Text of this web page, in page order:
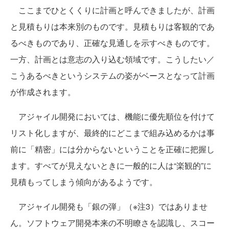
ここまでひとくくりに計画と呼んできましたが、計画
と見積もりは本来別のものです。見積もりは客観的であ
るべきものであり、正確な見通しを示すべきものです。
一方、計画とは意志の入り込む領域です。こうしたい／
こうあるべきというシステムの姿がベースとなって計画
が作成されます。
アジャイル開発においては、機能に優先順位を付けて
リスト化しますが、最終的にどこまで組み込めるかは事
前に「精密」には分からないということを正確に把握し
ます。すべてが見えないときに一般的に人は“楽観的”に
見積もってしまう傾向があるようです。
アジャイル開発も「銀の弾」（※注3）ではありませ
ん。ソフトウェア開発本来の不明瞭さを認識し、スコー